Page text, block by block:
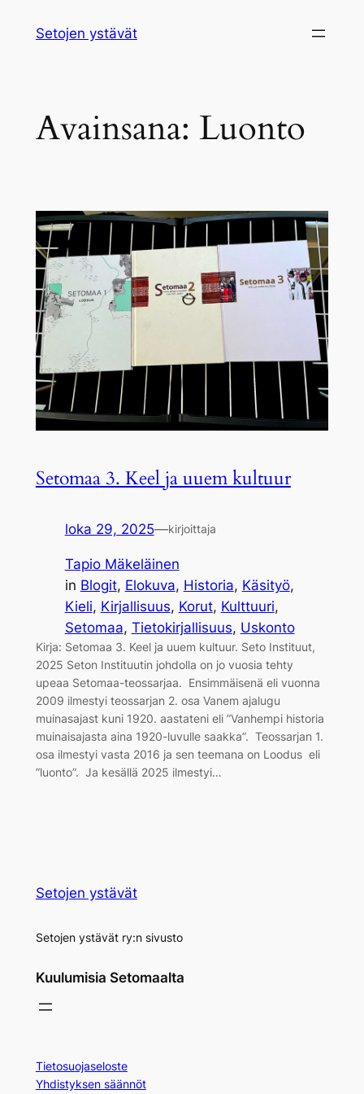
sisältöön
Setojen ystävät
Avainsana: Luonto
Setomaa 3. Keel ja uuem kultuur
loka 29, 2025—kirjoittaja
Tapio Mäkeläinen
in Blogit, Elokuva, Historia, Käsityö
Kieli, Kirjallisuus, Korut, Kulttuuri
Setomaa, Tietokirjallisuus, Uskonto
Kirja: Setomaa 3. Keel ja uuem kultuur. Seto Instituut,
2025 Seton Instituutin johdolla on jo vuosia tehty
upeaa Setomaa-teossarjaa. Ensimmäisenä eli vuonna
2009 ilmestyi teossarjan 2. osa Vanem ajalugu
muinasajast kuni 1920. aastateni eli ”Vanhempi historia
muinaisajasta aina 1920-luvulle saakka”. Teossarjan 1.
osa ilmestyi vasta 2016 ja sen teemana on Loodus eli
”luonto”. Ja kesällä 2025 ilmestyi…
Setojen ystävät
Setojen ystävät ry:n sivusto
Kuulumisia Setomaalta
Tietosuojaseloste
Yhdistyksen säännöt